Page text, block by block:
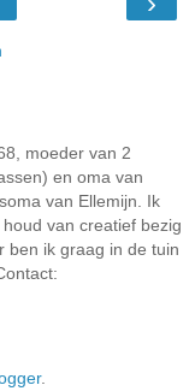
moeder van 2
en oma van
van Ellemijn. Ik
van creatief bezig
ben ik graag in de tuin
.